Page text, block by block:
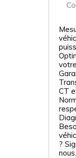
CT
?
nous.